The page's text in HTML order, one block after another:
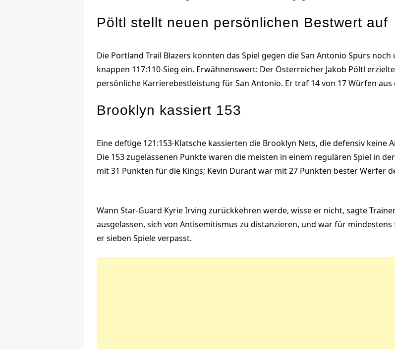
Pöltl stellt neuen persönlichen Bestwert auf
Die Portland Trail Blazers konnten das Spiel gegen die San Antonio Spurs
knappen 117:110-Sieg ein. Erwähnenswert: Der Österreicher Jakob Pöltl
persönliche Karrierebestleistung für San Antonio. Er traf 14 von 17 Würfen aus
Brooklyn kassiert 153
Eine deftige 121:153-Klatsche kassierten die Brooklyn Nets, die defensiv
Die 153 zugelassenen Punkte waren die meisten in einem regulären Spiel in
mit 31 Punkten für die Kings; Kevin Durant war mit 27 Punkten bester Werfer
Wann Star-Guard Kyrie Irving zurückkehren werde, wisse er nicht, sagte
ausgelassen, sich von Antisemitismus zu distanzieren, und war für
er sieben Spiele verpasst.